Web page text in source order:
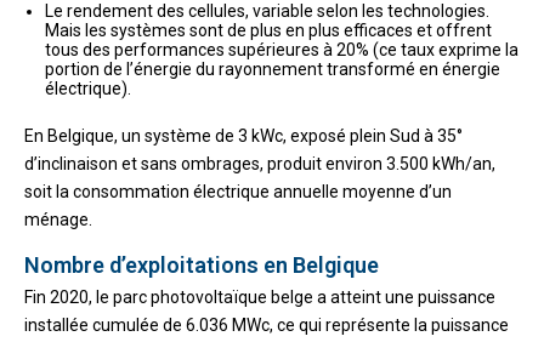
Le rendement des cellules, variable selon les technologies.
Mais les systèmes sont de plus en plus efficaces et offrent
tous des performances supérieures à 20% (ce taux exprime la
portion de l’énergie du rayonnement transformé en énergie
électrique).
En Belgique, un système de 3 kWc, exposé plein Sud à 35°
d’inclinaison et sans ombrages, produit environ 3.500 kWh/an,
soit la consommation électrique annuelle moyenne d’un
ménage.
Nombre d’exploitations en Belgique
Fin 2020, le parc photovoltaïque belge a atteint une puissance
installée cumulée de 6.036 MWc, ce qui représente la puissance